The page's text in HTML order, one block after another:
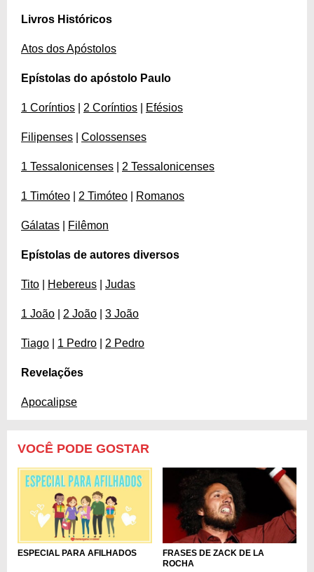
Livros Históricos
Atos dos Apóstolos
Epístolas do apóstolo Paulo
1 Coríntios 2 Coríntios Efésios
Filipenses Colossenses
1 Tessalonicenses 2 Tessalonicenses
1 Timóteo 2 Timóteo Romanos
Gálatas Filêmon
Epístolas de autores diversos
Tito Hebereus Judas
1 João 2 João 3 João
Tiago 1 Pedro 2 Pedro
Revelações
Apocalipse
VOCÊ PODE GOSTAR
ESPECIAL PARA AFILHADOS
FRASES DE ZACK DE LA
ROCHA